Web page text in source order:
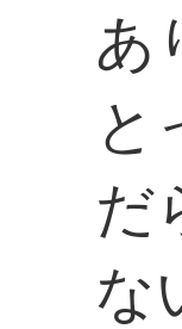
あ
と
だ
な